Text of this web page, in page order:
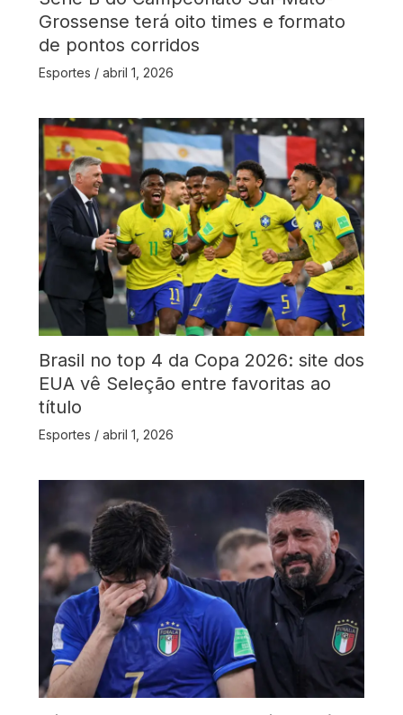
Grossense terá oito times e formato
de pontos corridos
Esportes / abril 1, 2026
Brasil no top 4 da Copa 2026: site dos
EUA vê Seleção entre favoritas ao
título
Esportes / abril 1, 2026